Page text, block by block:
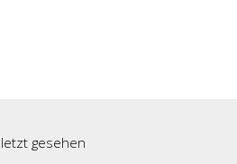
gesehen